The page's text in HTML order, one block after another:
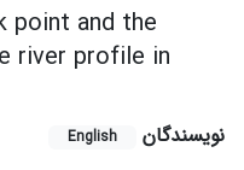
point and the
river profile in
نویسندگان English